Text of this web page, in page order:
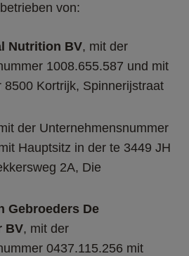
von:
Nutrition BV, mit der
1008.655.587 und mit
8500 Kortrijk, Spinnerijstraat
der Unternehmensnummer
Hauptsitz in der te 3449 JH
2A, Die
Gebroeders De
BV, mit der
0437.115.256 mit